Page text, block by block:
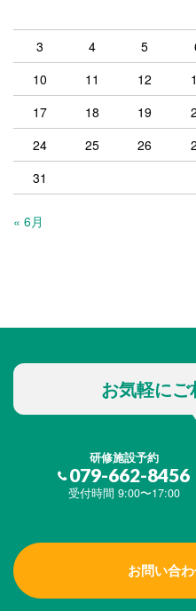
3
4 5
10
11 12
17
18 19
24
25 26
31
« 6月
お気軽に
研修施設予約
079-662-8456
受付時間 9:00〜17:00
お問い合